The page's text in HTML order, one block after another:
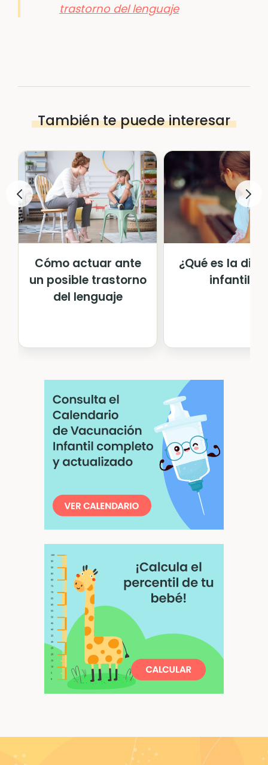
trastorno del lenguaje
También te puede interesar
Cómo actuar ante
un posible trastorno
del lenguaje
¿Qué es la
infantil?